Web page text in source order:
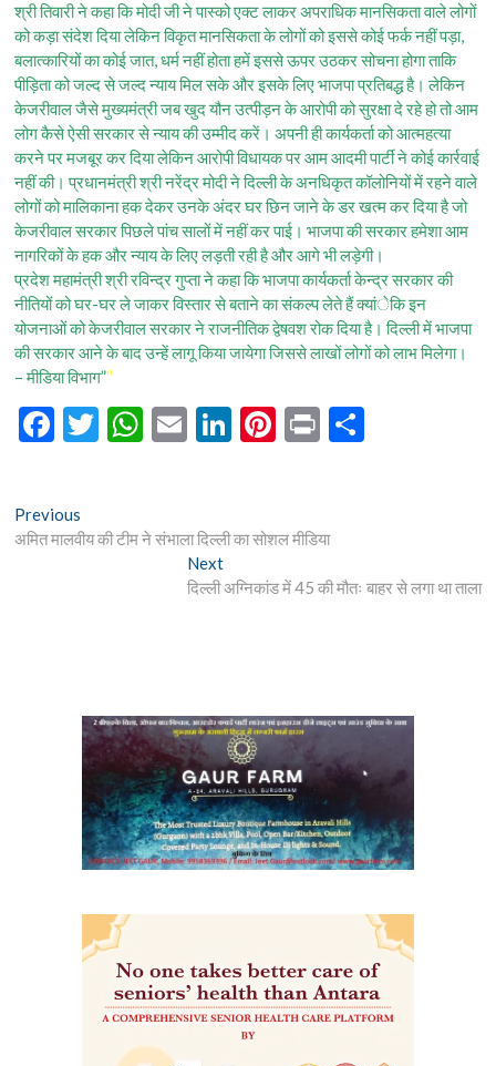
श्री तिवारी ने कहा कि मोदी जी ने पास्को एक्ट लाकर अपराधिक मानसिकता वाले लोगों
को कड़ा संदेश दिया लेकिन विकृत मानसिकता के लोगों को इससे कोई फर्क नहीं पड़ा,
बलात्कारियों का कोई जात, धर्म नहीं होता हमें इससे ऊपर उठकर सोचना होगा ताकि
पीड़िता को जल्द से जल्द न्याय मिल सके और इसके लिए भाजपा प्रतिबद्ध है। लेकिन
केजरीवाल जैसे मुख्यमंत्री जब खुद यौन उत्पीड़न के आरोपी को सुरक्षा दे रहे हो तो आम
लोग कैसे ऐसी सरकार से न्याय की उम्मीद करें। अपनी ही कार्यकर्ता को आत्महत्या
करने पर मजबूर कर दिया लेकिन आरोपी विधायक पर आम आदमी पार्टी ने कोई कार्रवाई
नहीं की। प्रधानमंत्री श्री नरेंद्र मोदी ने दिल्ली के अनधिकृत कॉलोनियों में रहने वाले
लोगों को मालिकाना हक देकर उनके अंदर घर छिन जाने के डर खत्म कर दिया है जो
केजरीवाल सरकार पिछले पांच सालों में नहीं कर पाई। भाजपा की सरकार हमेशा आम
नागरिकों के हक और न्याय के लिए लड़ती रही है और आगे भी लड़ेगी।
प्रदेश महामंत्री श्री रविन्द्र गुप्ता ने कहा कि भाजपा कार्यकर्ता केन्द्र सरकार की
नीतियों को घर-घर ले जाकर विस्तार से बताने का संकल्प लेते हैं क्यांेकि इन
योजनाओं को केजरीवाल सरकार ने राजनीतिक द्वेषवश रोक दिया है। दिल्ली में भाजपा
की सरकार आने के बाद उन्हें लागू किया जायेगा जिससे लाखों लोगों को लाभ मिलेगा।
– मीडिया विभाग”“
F
b
T
er
W
s
E
l
Li
dI
Pi
es
Pr
Post
navigation
Previous
post:
अमित मालवीय की टीम ने संभाला दिल्ली का सोशल मीडिया
NextNext
post:
दिल्ली अग्निकांड में 45 की मौतः बाहर से लगा था ताला